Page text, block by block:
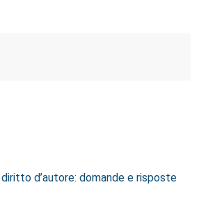
d’autore: domande e risposte